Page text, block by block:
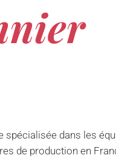
spécialisée dans les
de production en